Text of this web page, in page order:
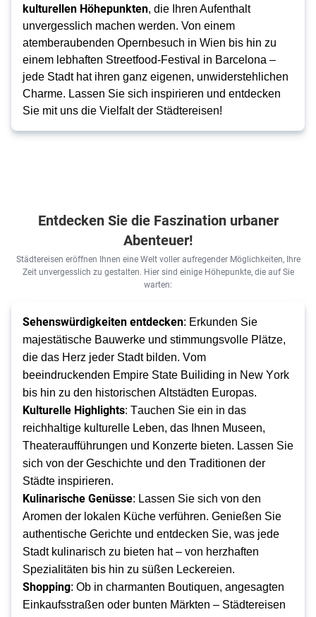
kulturellen Höhepunkten, die Ihren Aufenthalt
unvergesslich machen werden. Von einem
atemberaubenden Opernbesuch in Wien bis hin zu
einem lebhaften Streetfood-Festival in Barcelona –
jede Stadt hat ihren ganz eigenen, unwiderstehlichen
Charme. Lassen Sie sich inspirieren und entdecken
Sie mit uns die Vielfalt der Städtereisen!
Entdecken Sie die Faszination urbaner
Abenteuer!
Städtereisen eröffnen Ihnen eine Welt voller aufregender Möglichkeiten, Ihre
Zeit unvergesslich zu gestalten. Hier sind einige Höhepunkte, die auf Sie
warten:
Sehenswürdigkeiten entdecken: Erkunden Sie
majestätische Bauwerke und stimmungsvolle Plätze,
die das Herz jeder Stadt bilden. Vom
beeindruckenden Empire State Builiding in New York
bis hin zu den historischen Altstädten Europas.
Kulturelle Highlights: Tauchen Sie ein in das
reichhaltige kulturelle Leben, das Ihnen Museen,
Theateraufführungen und Konzerte bieten. Lassen Sie
sich von der Geschichte und den Traditionen der
Städte inspirieren.
Kulinarische Genüsse: Lassen Sie sich von den
Aromen der lokalen Küche verführen. Genießen Sie
authentische Gerichte und entdecken Sie, was jede
Stadt kulinarisch zu bieten hat – von herzhaften
Spezialitäten bis hin zu süßen Leckereien.
Shopping: Ob in charmanten Boutiquen, angesagten
Einkaufsstraßen oder bunten Märkten – Städtereisen